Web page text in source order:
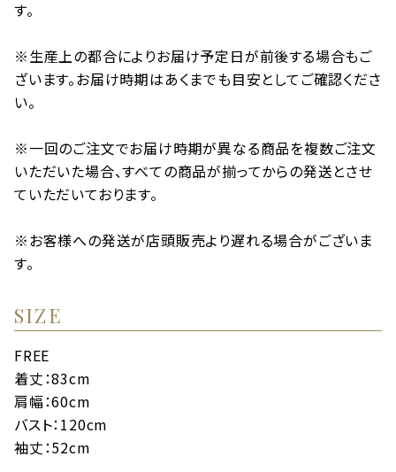
す。
※生産上の都合によりお届け予定日が前後する場合もご
ざいます。お届け時期はあくまでも目安としてご確認くださ
い。
※一回のご注文でお届け時期が異なる商品を複数ご注文
いただいた場合、すべての商品が揃ってからの発送とさせ
ていただいております。
※お客様への発送が店頭販売より遅れる場合がございま
す。
SIZE
FREE
着丈：83cm
肩幅：60cm
バスト：120cm
袖丈：52cm